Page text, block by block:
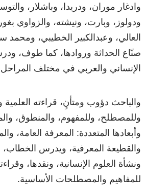
وادغار موران، ودريدا، وباشلار،
ودولوز، وبارت، ونيشته، والزواوي
العالي، وعبدالكبير الخطيبي، ومحمد
صنّاع الحداثة وروادها، كما طوف،
الإنساني والعربي في مختلف
والباحث دؤوب ومتأنٍ، قراءته العلمية
وللمصطلح، وللمفهوم، والمنطوق،
وأبعادها المتعددة: المعرفة العامة،
والقطيعة المعرفية، ويدرس الخطاب،
ونشأة العلوم الإنسانية، ونقدها،
للمفاهيم والمصطلحات الأساسية.